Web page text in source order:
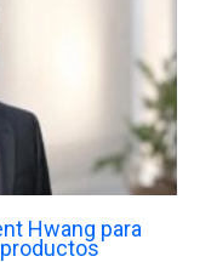
Hwang para